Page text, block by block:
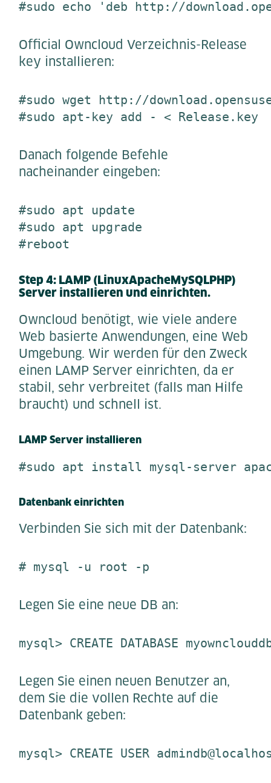
#sudo echo 'deb http://
Official Owncloud Verzeichnis-Release
key installieren:
#sudo wget http://
#sudo apt-key add - < Release.key
Danach folgende Befehle
nacheinander eingeben:
#sudo apt update
#sudo apt upgrade
#reboot
Step 4: LAMP (LinuxApacheMySQLPHP)
Server installieren und einrichten.
Owncloud benötigt, wie viele andere
Web basierte Anwendungen, eine Web
Umgebung. Wir werden für den Zweck
einen LAMP Server einrichten, da er
stabil, sehr verbreitet (falls man Hilfe
braucht) und schnell ist.
LAMP Server installieren
#sudo apt install mysql-server
Datenbank einrichten
Verbinden Sie sich mit der Datenbank:
# mysql -u root -p
Legen Sie eine neue DB an:
mysql> CREATE DATABASE
Legen Sie einen neuen Benutzer an,
dem Sie die vollen Rechte auf die
Datenbank geben:
mysql> CREATE USER